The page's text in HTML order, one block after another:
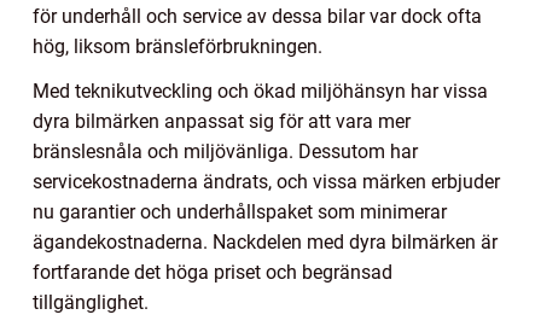
för underhåll och service av dessa bilar var dock ofta
hög, liksom bränsleförbrukningen.
Med teknikutveckling och ökad miljöhänsyn har vissa
dyra bilmärken anpassat sig för att vara mer
bränslesnåla och miljövänliga. Dessutom har
servicekostnaderna ändrats, och vissa märken erbjuder
nu garantier och underhållspaket som minimerar
ägandekostnaderna. Nackdelen med dyra bilmärken är
fortfarande det höga priset och begränsad
tillgänglighet.